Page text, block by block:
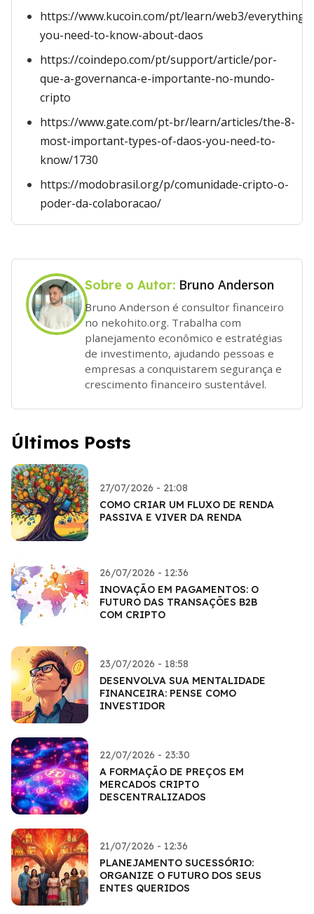
https://www.kucoin.com/pt/learn/web3/everything-
you-need-to-know-about-daos
https://coindepo.com/pt/support/article/por-
que-a-governanca-e-importante-no-mundo-
cripto
https://www.gate.com/pt-br/learn/articles/the-8-
most-important-types-of-daos-you-need-to-
know/1730
https://modobrasil.org/p/comunidade-cripto-o-
poder-da-colaboracao/
Sobre o Autor: Bruno Anderson
Bruno Anderson é consultor financeiro
no nekohito.org. Trabalha com
planejamento econômico e estratégias
de investimento, ajudando pessoas e
empresas a conquistarem segurança e
crescimento financeiro sustentável.
Últimos Posts
27/07/2026 - 21:08
COMO CRIAR UM FLUXO DE RENDA
PASSIVA E VIVER DA RENDA
26/07/2026 - 12:36
INOVAÇÃO EM PAGAMENTOS: O
FUTURO DAS TRANSAÇÕES B2B
COM CRIPTO
23/07/2026 - 18:58
DESENVOLVA SUA MENTALIDADE
FINANCEIRA: PENSE COMO
INVESTIDOR
22/07/2026 - 23:30
A FORMAÇÃO DE PREÇOS EM
MERCADOS CRIPTO
DESCENTRALIZADOS
21/07/2026 - 12:36
PLANEJAMENTO SUCESSÓRIO:
ORGANIZE O FUTURO DOS SEUS
ENTES QUERIDOS